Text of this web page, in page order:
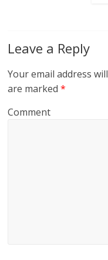
Leave a Reply
Your email address
are marked*
Comment